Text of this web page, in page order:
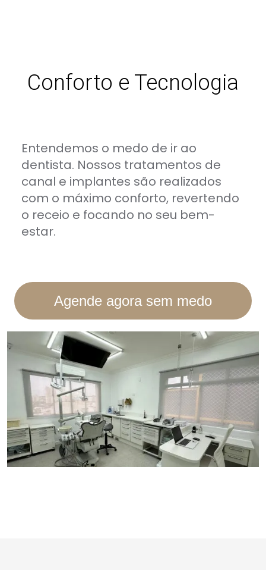
Conforto e Tecnologia
Entendemos o medo de ir ao
dentista. Nossos tratamentos de
canal e implantes são realizados
com o máximo conforto, revertendo
o receio e focando no seu bem-
estar.
Agende agora sem medo